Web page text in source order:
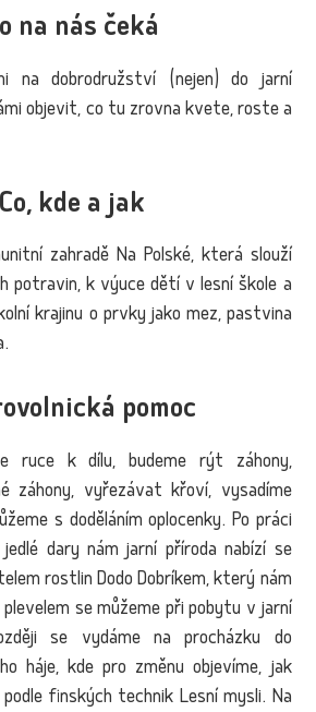
na nás čeká
na dobrodružství (nejen) do jarní
objevit, co tu zrovna kvete, roste a
Co, kde a jak
zahradě Na Polské, která slouží
potravin, k výuce dětí v lesní škole a
krajinu o prvky jako mez, pastvina
pomoc
ruce k dílu, budeme rýt záhony,
záhony, vyřezávat křoví, vysadíme
s doděláním oplocenky. Po práci
jedlé dary nám jarní příroda nabízí se
rostlin Dodo Dobríkem, který nám
se můžeme při pobytu v jarní
se vydáme na procházku do
háje, kde pro změnu objevíme, jak
finských technik Lesní mysli. Na